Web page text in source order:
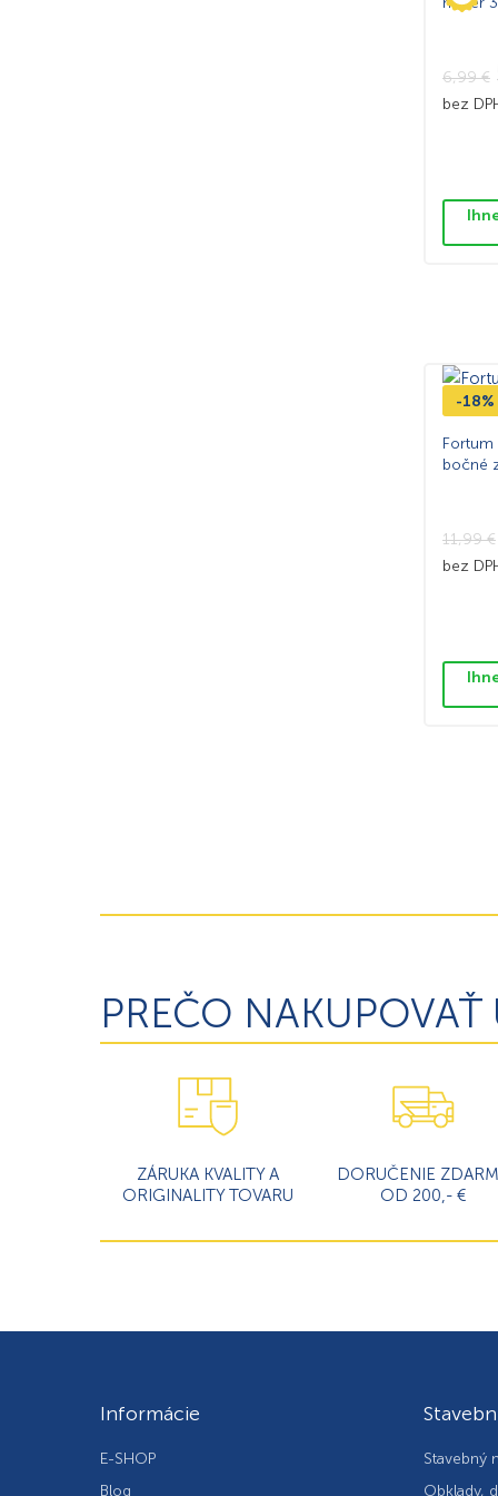
6,99€
bez
-18%
Fortum
bočné
11,99€
bez
PREČO NAKUPOVAŤ
ZÁRUKA KVALITY A
ORIGINALITY TOVARU
DORUČENIE
OD 200,- €
Informácie
E-SHOP
Blog
Stavebný
Obklady,